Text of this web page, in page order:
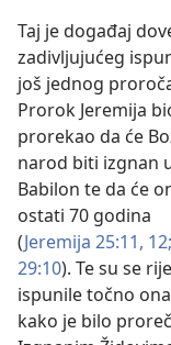
Taj je događaj
zadivljujućeg
još jednog
Prorok Jeremija
prorekao da će
narod biti izgnan
Babilon te da će
ostati 70 godina
(Jeremija 25:11, 12;
29:10). Te su se
ispunile točno
kako je bilo